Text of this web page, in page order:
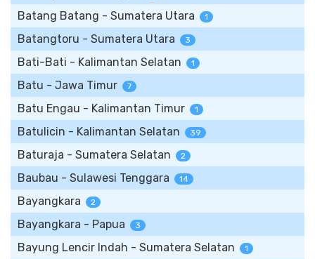
Batang Batang - Sumatera Utara 1
Batangtoru - Sumatera Utara 3
Bati-Bati - Kalimantan Selatan 1
Batu - Jawa Timur 7
Batu Engau - Kalimantan Timur 1
Batulicin - Kalimantan Selatan 39
Baturaja - Sumatera Selatan 2
Baubau - Sulawesi Tenggara 14
Bayangkara 2
Bayangkara - Papua 3
Bayung Lencir Indah - Sumatera Selatan 1